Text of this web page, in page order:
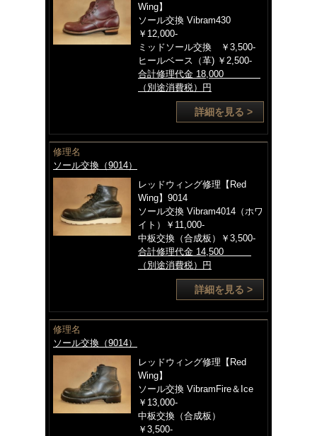
Wing】
ソール交換 Vibram430
￥12,000-
ミッドソール交換 ￥3,500-
ヒールベース（革) ￥2,500-
合計修理代金 18,000
（別途消費税）円
詳細を見る >
修理名
ソール交換（9014）
レッドウィング修理【Red
Wing】9014
ソール交換 Vibram4014（ホワ
イト）￥11,000-
中板交換（合成板）￥3,500-
合計修理代金 14,500
（別途消費税）円
詳細を見る >
修理名
ソール交換（9014）
レッドウィング修理【Red
Wing】
ソール交換 VibramFire＆Ice
￥13,000-
中板交換（合成板）
￥3,500-